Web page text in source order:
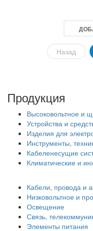
Назад
Продукция
Высоковольтное и
Устройства и
Изделия для
Инструменты,
Кабеленесущие
Климатические и
Кабели, провода и
Низковольтное и
Освещение
Связь,
Элементы питания